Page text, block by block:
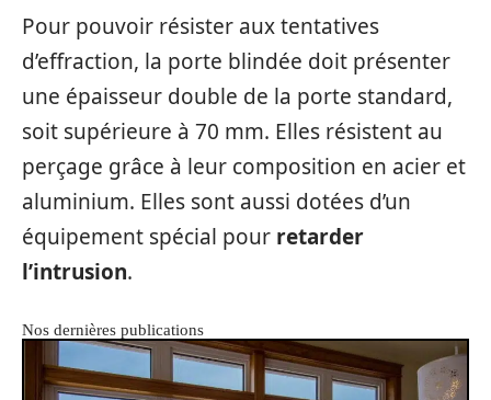
Pour pouvoir résister aux tentatives
d’effraction, la porte blindée doit présenter
une épaisseur double de la porte standard,
soit supérieure à 70 mm. Elles résistent au
perçage grâce à leur composition en acier et
aluminium. Elles sont aussi dotées d’un
équipement spécial pour retarder
l’intrusion.
Nos dernières publications